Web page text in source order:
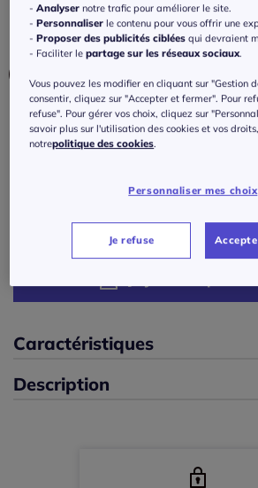
Couleur :écru-noir à motifs
Taille :
Veuillez sélectionner une taille
En stock
42 -En stock
44 -En stock
46 -En stock
Caractéristiques
Description
-Analyser notre trafic pour améliorer le site.
-Personnaliser le contenu pour vous offrir une
-Proposer des publicités ciblées qui devraient
- Faciliter lepartage sur les réseaux sociaux
Vous pouvez les modifier en cliquant sur "Gestion
consentir, cliquez sur "Accepter et fermer". Pour
refuse". Pour gérer vos choix, cliquez sur
savoir plus sur l'utilisation des cookies et vos
notrepolitique des cookies
Personnaliser mes choix
Je refuse